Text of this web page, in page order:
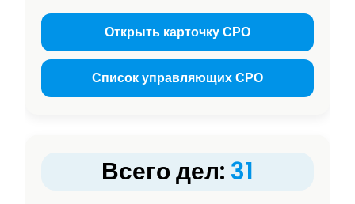
Открыть карточку СРО
Список управляющих СРО
Всего дел: 31